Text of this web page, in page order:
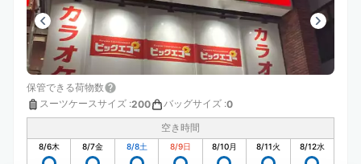
保管できる荷物数
スーツケースサイズ :200 バッグサイズ :0
空き時間
8/6木 8/7金 8/8土 8/9日 8/10月 8/11火 8/12水